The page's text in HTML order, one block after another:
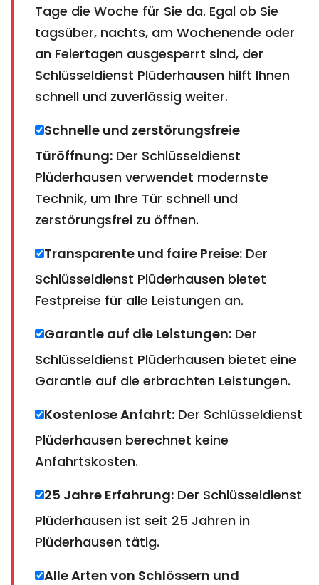
Tage die Woche für Sie da. Egal ob Sie
tagsüber, nachts, am Wochenende oder
an Feiertagen ausgesperrt sind, der
Schlüsseldienst Plüderhausen hilft Ihnen
schnell und zuverlässig weiter.
Schnelle und zerstörungsfreie
Türöffnung: Der Schlüsseldienst
Plüderhausen verwendet modernste
Technik, um Ihre Tür schnell und
zerstörungsfrei zu öffnen.
Transparente und faire Preise: Der
Schlüsseldienst Plüderhausen bietet
Festpreise für alle Leistungen an.
Garantie auf die Leistungen: Der
Schlüsseldienst Plüderhausen bietet eine
Garantie auf die erbrachten Leistungen.
Kostenlose Anfahrt: Der Schlüsseldienst
Plüderhausen berechnet keine
Anfahrtskosten.
25 Jahre Erfahrung: Der Schlüsseldienst
Plüderhausen ist seit 25 Jahren in
Plüderhausen tätig.
Alle Arten von Schlössern und